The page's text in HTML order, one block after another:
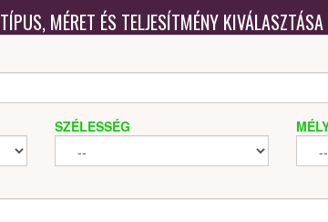
TÍPUS, MÉRET ÉS TELJESÍTMÉNY KIVÁLASZTÁSA
SZÉLESSÉG